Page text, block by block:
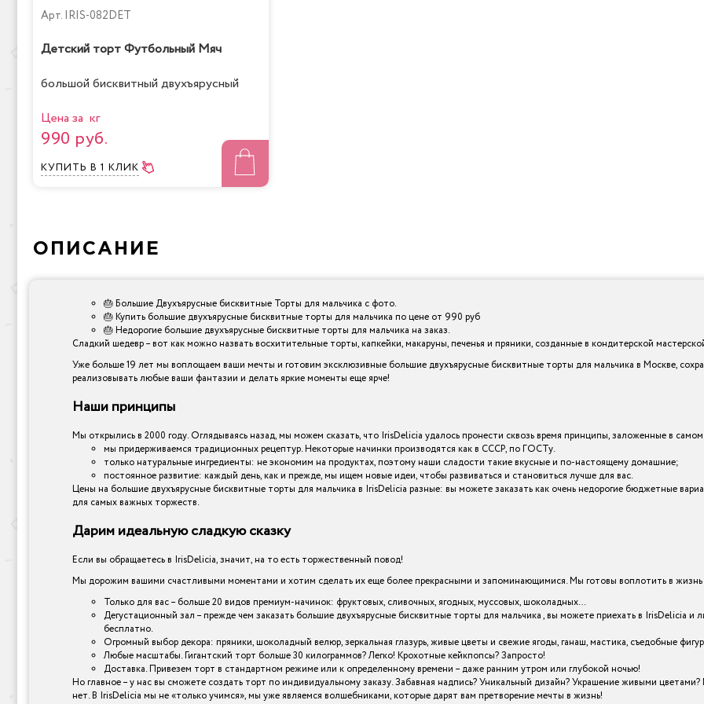
Арт. IRIS-082DET
Детский торт Футбольный Мяч
большой бисквитный двухъярусный
Цена за кг
990 руб.
КУПИТЬ В 1 КЛИК
ОПИСАНИЕ
🎂 Большие Двухъярусные бисквитные Торты для мальчика с фото.
🎂 Купить большие двухъярусные бисквитные торты для мальчика по цене от 990 руб
🎂 Недорогие большие двухъярусные бисквитные торты для мальчика на заказ.
Сладкий шедевр – вот как можно назвать восхитительные торты, капкейки, макаруны, печенья и пряники, созданные в кондитерской
Уже больше 19 лет мы воплощаем ваши мечты и готовим эксклюзивные большие двухъярусные бисквитные торты для мальчика в Москве,
реализовывать любые ваши фантазии и делать яркие моменты еще ярче!
Наши принципы
Мы открылись в 2000 году. Оглядываясь назад, мы можем сказать, что IrisDelicia удалось пронести сквозь время принципы, заложенные в
мы придерживаемся традиционных рецептур. Некоторые начинки производятся как в СССР, по ГОСТу.
только натуральные ингредиенты: не экономим на продуктах, поэтому наши сладости такие вкусные и по-настоящему домашние;
постоянное развитие: каждый день, как и прежде, мы ищем новые идеи, чтобы развиваться и становиться лучше для вас.
Цены на большие двухъярусные бисквитные торты для мальчика в IrisDelicia разные: вы можете заказать как очень недорогие бюджетные
для самых важных торжеств.
Дарим идеальную сладкую сказку
Если вы обращаетесь в IrisDelicia, значит, на то есть торжественный повод!
Мы дорожим вашими счастливыми моментами и хотим сделать их еще более прекрасными и запоминающимися. Мы готовы воплотить в жизнь
Только для вас – больше 20 видов премиум-начинок: фруктовых, сливочных, ягодных, муссовых, шоколадных…
Дегустационный зал – прежде чем заказать большие двухъярусные бисквитные торты для мальчика , вы можете приехать в IrisDelicia
бесплатно.
Огромный выбор декора: пряники, шоколадный велюр, зеркальная глазурь, живые цветы и свежие ягоды, ганаш, мастика, съедобные
Любые масштабы. Гигантский торт больше 30 килограммов? Легко! Крохотные кейкпопсы? Запросто!
Доставка. Привезем торт в стандартном режиме или к определенному времени – даже ранним утром или глубокой ночью!
Но главное – у нас вы сможете создать торт по индивидуальному заказу. Забавная надпись? Уникальный дизайн? Украшение живыми
нет. В IrisDelicia мы не «только учимся», мы уже являемся волшебниками, которые дарят вам претворение мечты в жизнь!